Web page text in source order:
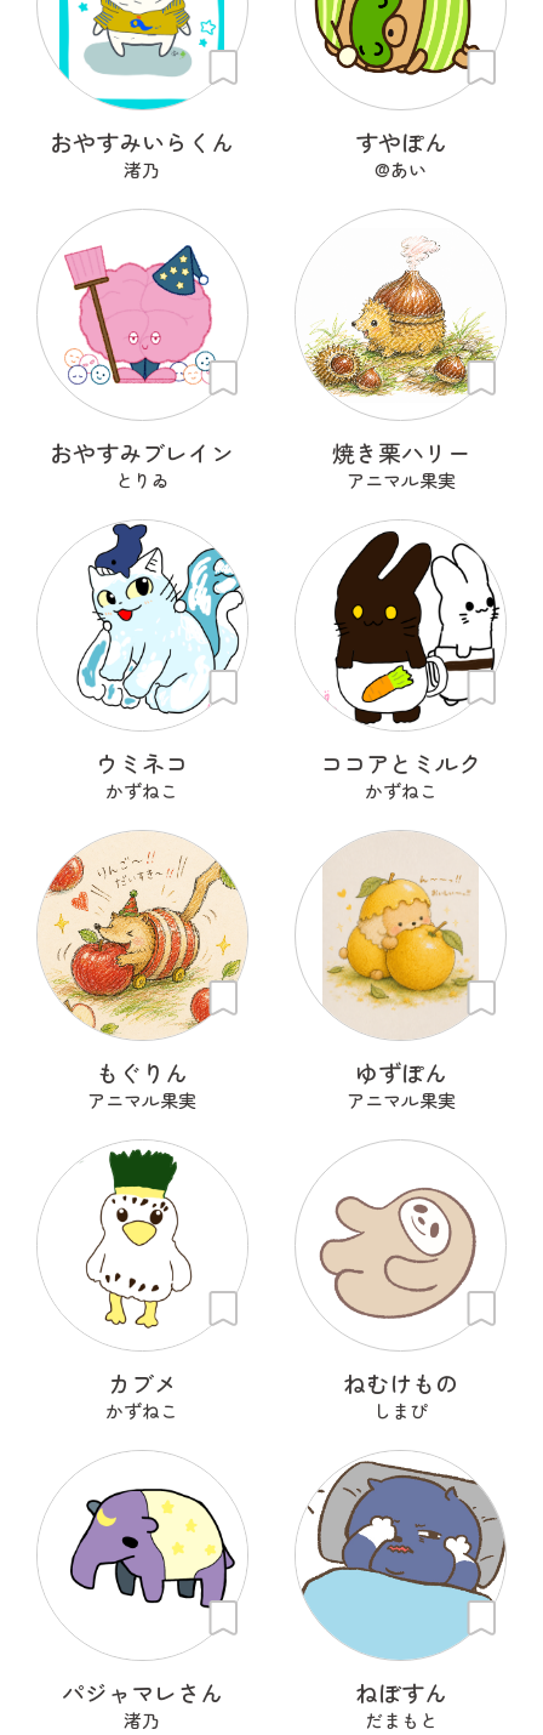
おやすみいらくん
渚乃
すやぽん
@あい
おやすみブレイン
とりゐ
焼き栗ハリー
アニマル果実
ウミネコ
かずねこ
ココアとミルク
かずねこ
もぐりん
アニマル果実
ゆずぽん
アニマル果実
カブメ
かずねこ
ねむけもの
しまぴ
パジャマレさん
渚乃
ねぼすん
だまもと